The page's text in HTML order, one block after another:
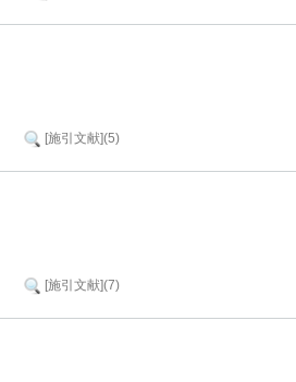
[施引文献](5)
[施引文献](7)